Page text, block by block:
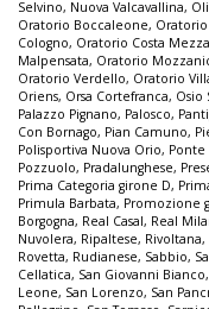
Selvino, Nuova Valcavallina,
Oratorio Boccaleone,
Cologno, Oratorio Costa
Malpensata, Oratorio
Oratorio Verdello, Oratorio
Oriens, Orsa Cortefranca, Osio
Palazzo Pignano, Palosco,
Con Bornago, Pian Camuno,
Polisportiva Nuova Orio, Ponte
Pozzuolo, Pradalunghese,
Prima Categoria girone D,
Primula Barbata, Promozione
Borgogna, Real Casal, Real
Nuvolera, Ripaltese, Rivoltana,
Rovetta, Rudianese, Sabbio,
Cellatica, San Giovanni Bianco,
Leone, San Lorenzo, San